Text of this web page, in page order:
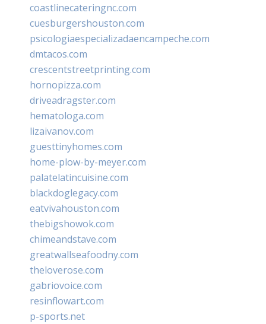
coastlinecateringnc.com
cuesburgershouston.com
psicologiaespecializadaencampeche.com
dmtacos.com
crescentstreetprinting.com
hornopizza.com
driveadragster.com
hematologa.com
lizaivanov.com
guesttinyhomes.com
home-plow-by-meyer.com
palatelatincuisine.com
blackdoglegacy.com
eatvivahouston.com
thebigshowok.com
chimeandstave.com
greatwallseafoodny.com
theloverose.com
gabriovoice.com
resinflowart.com
p-sports.net